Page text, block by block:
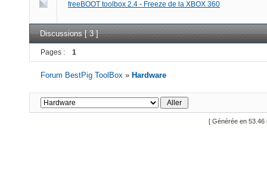
freeBOOT toolbox 2.4 - Freeze de la XBOX 360
Discussions [ 3 ]
Pages : 1
Forum BestPig ToolBox » Hardware
[ Générée en